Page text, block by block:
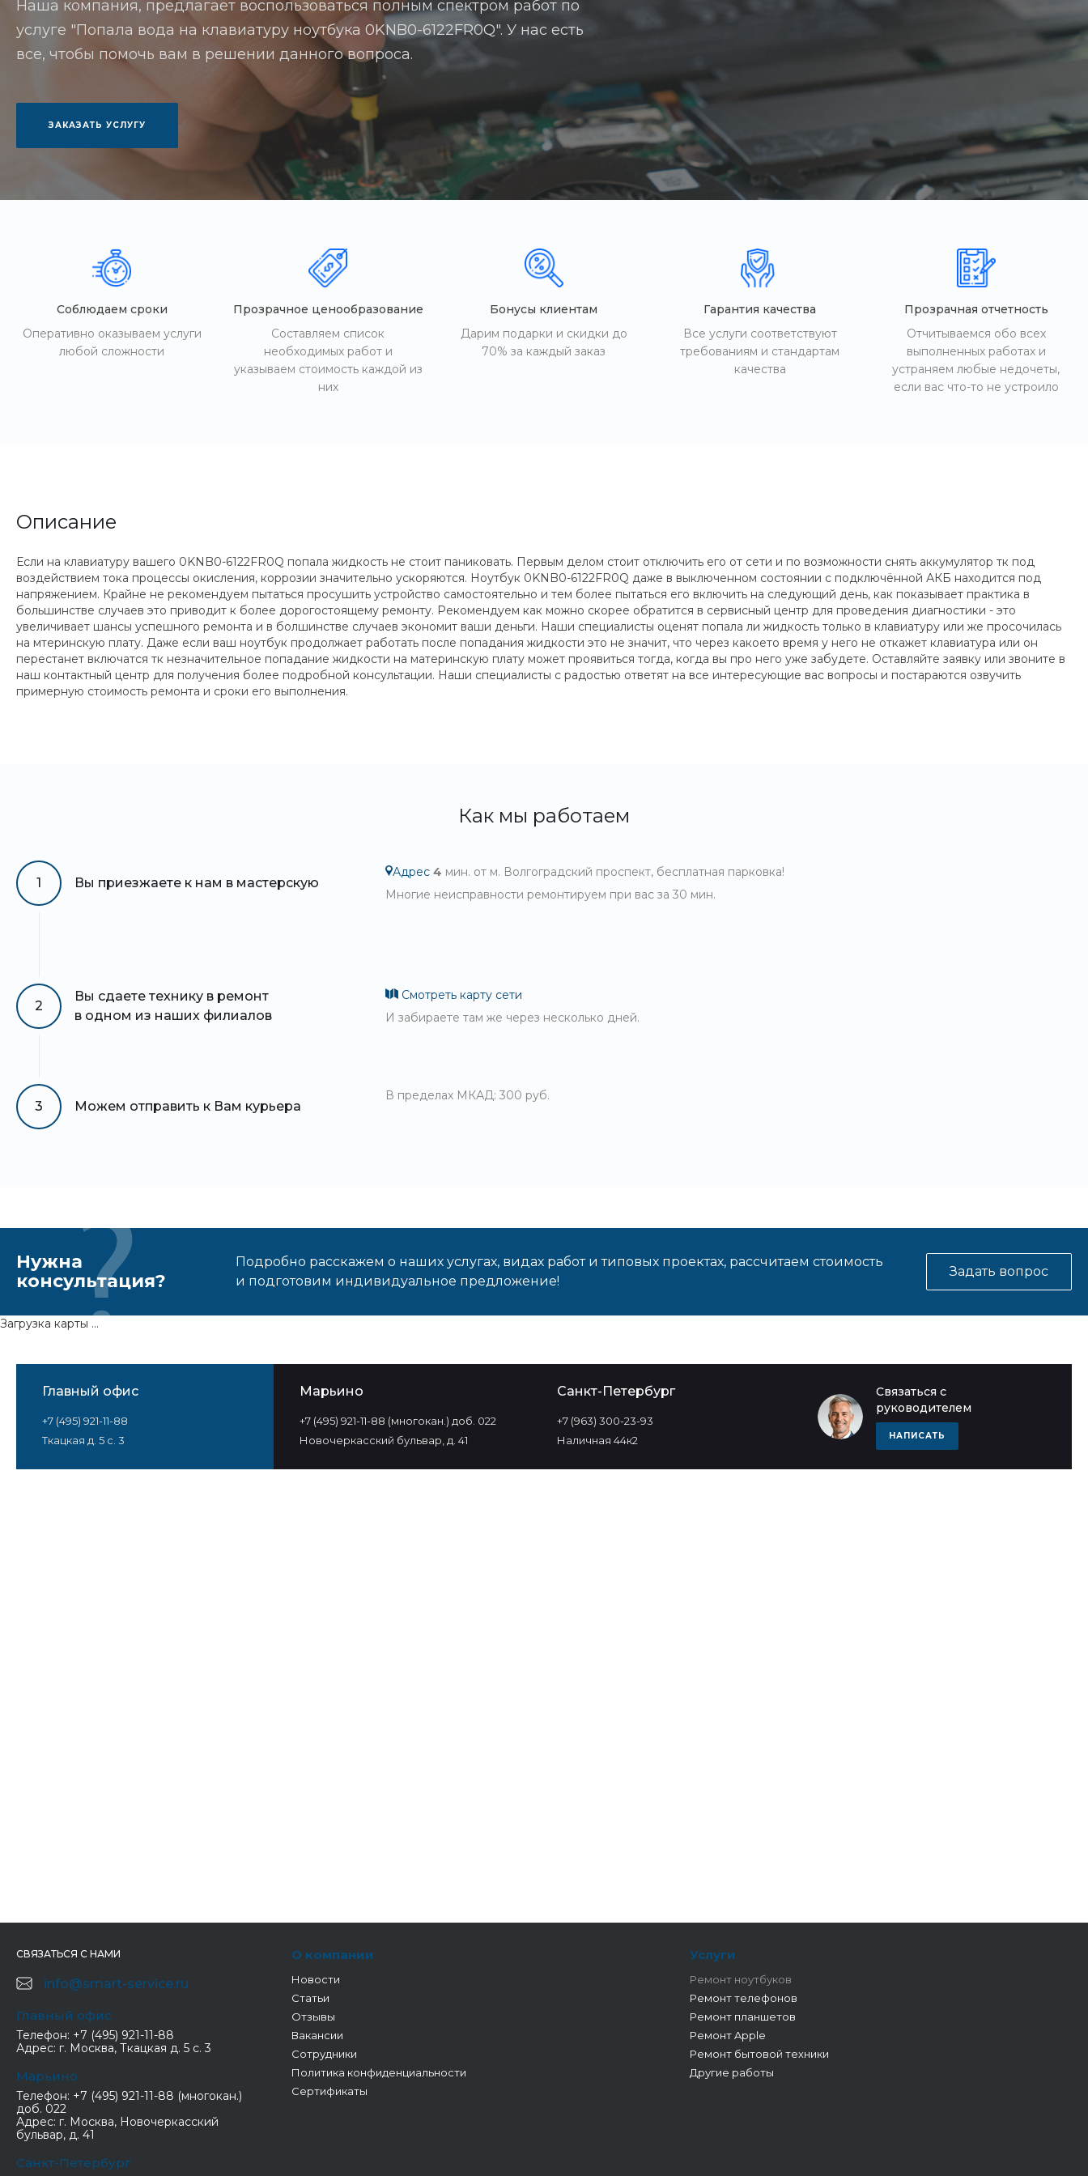
Наша компания, предлагает воспользоваться полным спектром работ по
услуге "Попала вода на клавиатуру ноутбука 0KNB0-6122FR0Q". У нас есть
все, чтобы помочь вам в решении данного вопроса.
ЗАКАЗАТЬ УСЛУГУ
Соблюдаем сроки
Оперативно оказываем услуги
любой сложности
Прозрачное ценообразование
Составляем список
необходимых работ и
указываем стоимость каждой из
них
Бонусы клиентам
Дарим подарки и скидки до
70% за каждый заказ
Гарантия качества
Все услуги соответствуют
требованиям и стандартам
качества
Прозрачная отчетность
Отчитываемся обо всех
выполненных работах и
устраняем любые недочеты,
если вас что-то не устроило
Описание
Если на клавиатуру вашего 0KNB0-6122FR0Q попала жидкость не стоит паниковать. Первым делом стоит отключить его от сети и по возможности снять аккумулятор тк под
воздействием тока процессы окисления, коррозии значительно ускоряются. Ноутбук 0KNB0-6122FR0Q даже в выключенном состоянии с подключённой АКБ находится под
напряжением. Крайне не рекомендуем пытаться просушить устройство самостоятельно и тем более пытаться его включить на следующий день, как показывает практика в
большинстве случаев это приводит к более дорогостоящему ремонту. Рекомендуем как можно скорее обратится в сервисный центр для проведения диагностики - это
увеличивает шансы успешного ремонта и в болшинстве случаев экономит ваши деньги. Наши специалисты оценят попала ли жидкость только в клавиатуру или же просочилась
на мтеринскую плату. Даже если ваш ноутбук продолжает работать после попадания жидкости это не значит, что через какоето время у него не откажет клавиатура или он
перестанет включатся тк незначительное попадание жидкости на материнскую плату может проявиться тогда, когда вы про него уже забудете. Оставляйте заявку или звоните в
наш контактный центр для получения более подробной консультации. Наши специалисты с радостью ответят на все интересующие вас вопросы и постараются озвучить
примерную стоимость ремонта и сроки его выполнения.
Как мы работаем
1 Вы приезжаете к нам в мастерскую
Адрес 4 мин. от м. Волгоградский проспект, бесплатная парковка!
Многие неисправности ремонтируем при вас за 30 мин.
2
Вы сдаете технику в ремонт
в одном из наших филиалов
Смотреть карту сети
И забираете там же через несколько дней.
3 Можем отправить к Вам курьера
В пределах МКАД: 300 руб.
Нужна
консультация?
Подробно расскажем о наших услугах, видах работ и типовых проектах, рассчитаем стоимость
и подготовим индивидуальное предложение!
Задать вопрос
Связаться с
руководителем
НАПИСАТЬ
Главный офис
+7 (495) 921-11-88
Ткацкая д. 5 с. 3
Марьино
+7 (495) 921-11-88 (многокан.) доб. 022
Новочеркасский бульвар, д. 41
Санкт-Петербург
+7 (963) 300-23-93
Наличная 44к2
Загрузка карты ...
СВЯЗАТЬСЯ С НАМИ
info@smart-service.ru
Главный офис
Телефон: +7 (495) 921-11-88
Адрес: г. Москва, Ткацкая д. 5 с. 3
Марьино
Телефон: +7 (495) 921-11-88 (многокан.)
доб. 022
Адрес: г. Москва, Новочеркасский
бульвар, д. 41
Санкт-Петербург
О компании
Новости
Статьи
Отзывы
Вакансии
Сотрудники
Политика конфиденциальности
Сертификаты
Услуги
Ремонт ноутбуков
Ремонт телефонов
Ремонт планшетов
Ремонт Apple
Ремонт бытовой техники
Другие работы